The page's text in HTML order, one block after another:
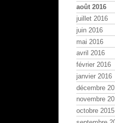
août 2016
juillet 2016
juin 2016
mai 2016
avril 2016
février 2016
janvier 2016
décembre
novembre
octobre 2015